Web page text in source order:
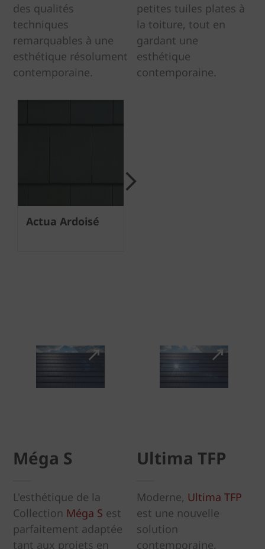
des qualités
techniques
remarquables à une
esthétique résolument
contemporaine.
petites tuiles plates à
la toiture, tout en
gardant une
esthétique
contemporaine.
Actua Ardoisé
Next
Méga S
L'esthétique de la
Collection Méga S est
parfaitement adaptée
tant aux projets en
Ultima TFP
Moderne, Ultima TFP
est une nouvelle
solution
contemporaine,